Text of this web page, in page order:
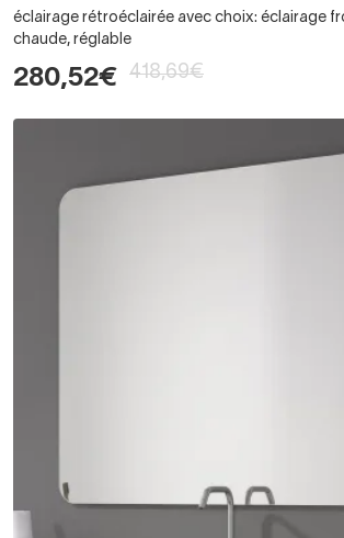
éclairage rétroéclairée avec choix: éclairage
chaude, réglable
280,52€ 418,69€